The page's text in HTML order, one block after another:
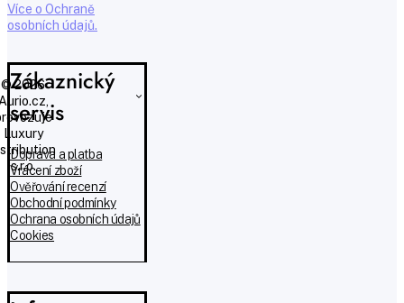
Zákaznický
servis
Doprava a platba
Vrácení zboží
Ověřování recenzí
Obchodní podmínky
Ochrana osobních údajů
Cookies
Více o Ochraně
osobních údajů.
© 2026
Luxury
s.r.o.